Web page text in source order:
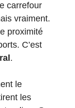
carrefour
vraiment.
proximité
C’est
.
le
les